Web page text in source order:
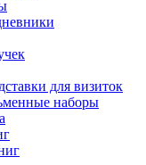
для визиток
наборы